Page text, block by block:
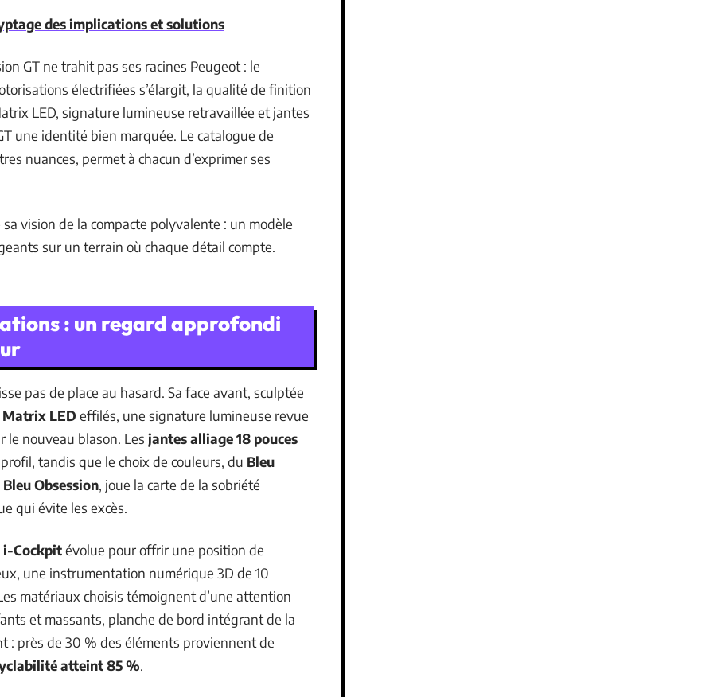
des implications et solutions
GT ne trahit pas ses racines Peugeot : le
électrifiées s’élargit, la qualité de finition
LED, signature lumineuse retravaillée et jantes
une identité bien marquée. Le catalogue de
nuances, permet à chacun d’exprimer ses
vision de la compacte polyvalente : un modèle
sur un terrain où chaque détail compte.
: un regard approfondi
pas de place au hasard. Sa face avant, sculptée
LED effilés, une signature lumineuse revue
le nouveau blason. Les jantes alliage 18 pouces
tandis que le choix de couleurs, du Bleu
Bleu Obsession, joue la carte de la sobriété
qui évite les excès.
i-Cockpitévolue pour offrir une position de
une instrumentation numérique 3D de 10
matériaux choisis témoignent d’une attention
et massants, planche de bord intégrant de la
: près de 30 % des éléments proviennent de
atteint 85 %.